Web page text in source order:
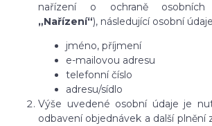
nařízení o ochraně osobních
„Nařízení“), následující osobní
jméno, příjmení
e-mailovou adresu
telefonní číslo
adresu/sídlo
Výše uvedené osobní údaje je
odbavení objednávek a další plnění